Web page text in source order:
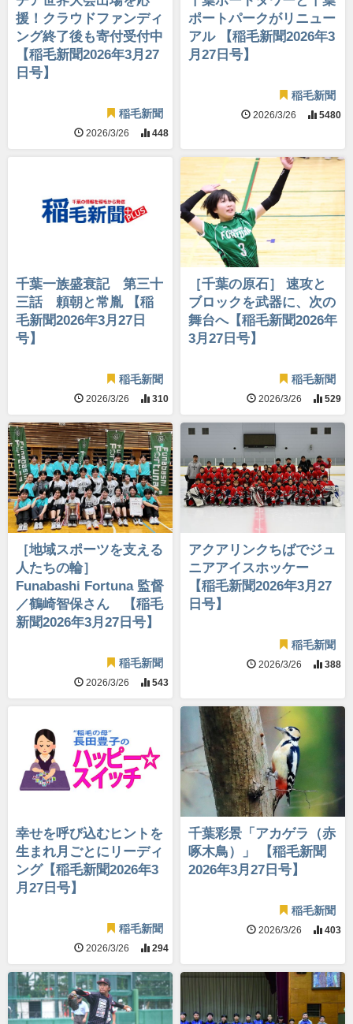
援！クラウドファンディ
ング終了後も寄付受付中
【稲毛新聞2026年3月27
日号】
稲毛新聞
2026/3/26 448
ポートパークがリニュー
アル 【稲毛新聞2026年3
月27日号】
稲毛新聞
2026/3/26 5480
千葉一族盛衰記 第三十
三話 頼朝と常胤 【稲
毛新聞2026年3月27日
号】
稲毛新聞
2026/3/26 310
［千葉の原石］ 速攻と
ブロックを武器に、次の
舞台へ【稲毛新聞2026年
3月27日号】
稲毛新聞
2026/3/26 529
［地域スポーツを支える
人たちの輪］
Funabashi Fortuna 監督
／鶴崎智保さん 【稲毛
新聞2026年3月27日号】
稲毛新聞
2026/3/26 543
アクアリンクちばでジュ
ニアアイスホッケー
【稲毛新聞2026年3月27
日号】
稲毛新聞
2026/3/26 388
幸せを呼び込むヒントを
生まれ月ごとにリーディ
ング【稲毛新聞2026年3
月27日号】
稲毛新聞
2026/3/26 294
千葉彩景「アカゲラ（赤
啄木鳥）」 【稲毛新聞
2026年3月27日号】
稲毛新聞
2026/3/26 403